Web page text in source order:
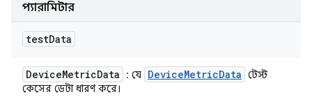
প্যারামিটার
testData
DeviceMetricData : যে DeviceMetricData টেস্ট
কেসের ডেটা ধারণ করে।